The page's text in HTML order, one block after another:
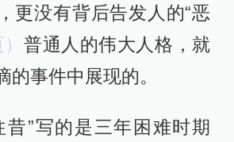
更没有背后告发人的“恶
普通人的伟大人格，就
的事件中展现的。
昔”写的是三年困难时期